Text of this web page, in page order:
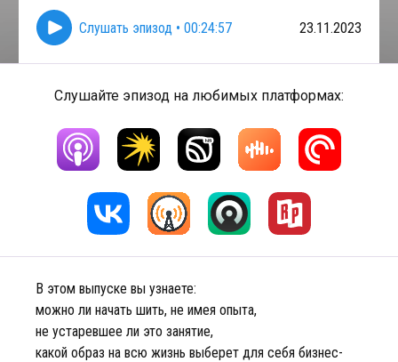
Слушать эпизод • 00:24:57 23.11.2023
Слушайте эпизод на любимых платформах:
В этом выпуске вы узнаете:
можно ли начать шить, не имея опыта,
не устаревшее ли это занятие,
какой образ на всю жизнь выберет для себя бизнес-